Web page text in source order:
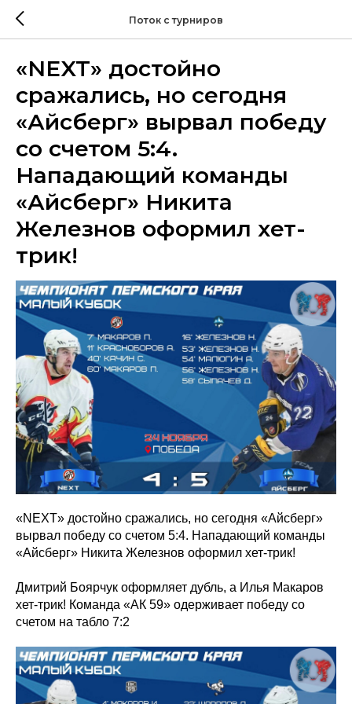
Поток с турниров
«NEXT» достойно
сражались, но сегодня
«Айсберг» вырвал победу
со счетом 5:4.
Нападающий команды
«Айсберг» Никита
Железнов оформил хет-
трик!
«NEXT» достойно сражались, но сегодня «Айсберг»
вырвал победу со счетом 5:4. Нападающий команды
«Айсберг» Никита Железнов оформил хет-трик!
Дмитрий Боярчук оформляет дубль, а Илья Макаров
хет-трик! Команда «АК 59» одерживает победу со
счетом на табло 7:2